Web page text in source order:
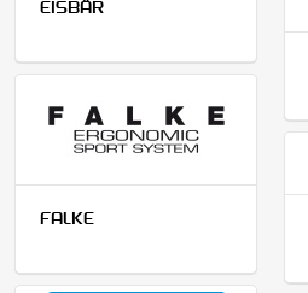
EISBÄR
FALKE